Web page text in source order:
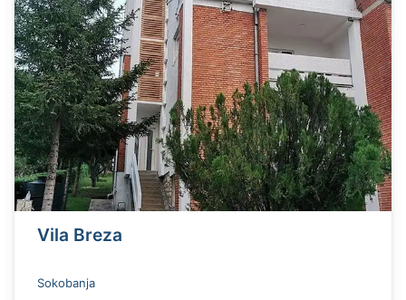
Vila Breza
Sokobanja